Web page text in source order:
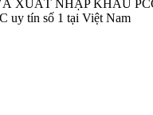
XUẤT NHẬP KHẨU
uy tín số 1 tại Việt Nam